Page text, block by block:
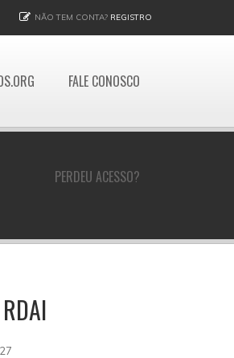
NÃO TEM CONTA? REGISTRO
FALE CONOSCO
PERDEU ACESSO?